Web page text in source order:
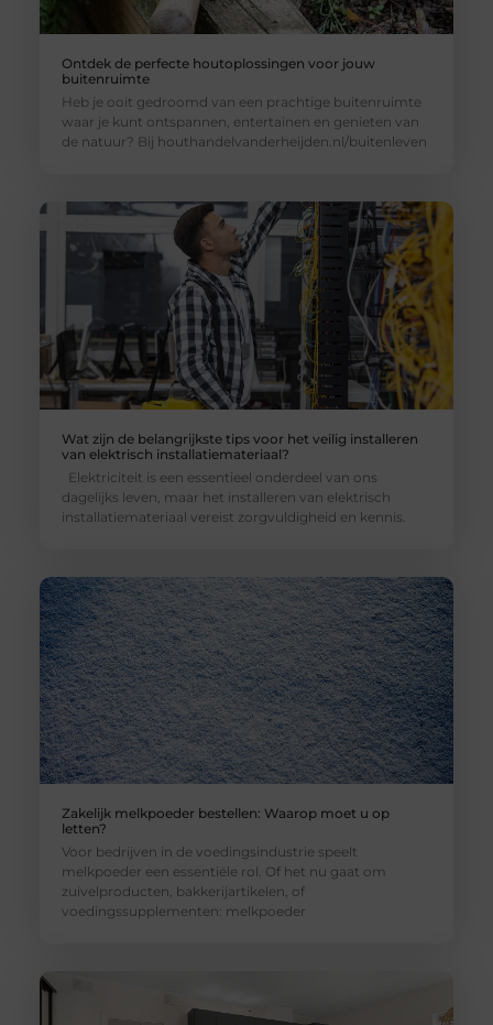
Ontdek de perfecte houtoplossingen voor jouw
buitenruimte
Heb je ooit gedroomd van een prachtige buitenruimte
waar je kunt ontspannen, entertainen en genieten van
de natuur? Bij houthandelvanderheijden.nl/buitenleven
Wat zijn de belangrijkste tips voor het veilig installeren
van elektrisch installatiemateriaal?
Elektriciteit is een essentieel onderdeel van ons
dagelijks leven, maar het installeren van elektrisch
installatiemateriaal vereist zorgvuldigheid en kennis.
Zakelijk melkpoeder bestellen: Waarop moet u op
letten?
Voor bedrijven in de voedingsindustrie speelt
melkpoeder een essentiële rol. Of het nu gaat om
zuivelproducten, bakkerijartikelen, of
voedingssupplementen: melkpoeder